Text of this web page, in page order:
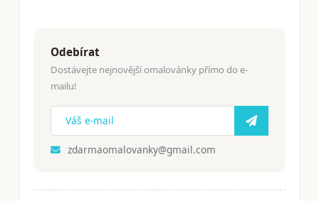
Odebírat
Dostávejte nejnovější omalovánky přímo do e-
mailu!
zdarmaomalovanky@gmail.com